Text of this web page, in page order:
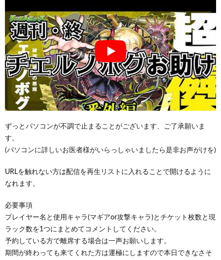
ずっとパソコンが不調で止まることがございます、ご了承願いま
す。
(パソコンに詳しいお医者様がいらっしゃいましたら是非お声がけを)
URLを触れない方は配信を再生リストに入れることで開けるように
なれます。
必要事項
プレイヤー名と使用キャラ(マギアor攻撃キャラ)とチケット枚数と現
ラック数を1つにまとめてコメントしてください。
予約している方で離席する場合は一声お願いします。
期間が終わっても来てくれた方は運極にしますので本日できなさそ